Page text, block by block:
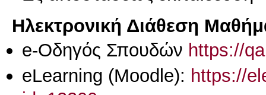
Ηλεκτρονική Διάθεση
e-Οδηγός Σπουδών https://
eLearning (Moodle): https://